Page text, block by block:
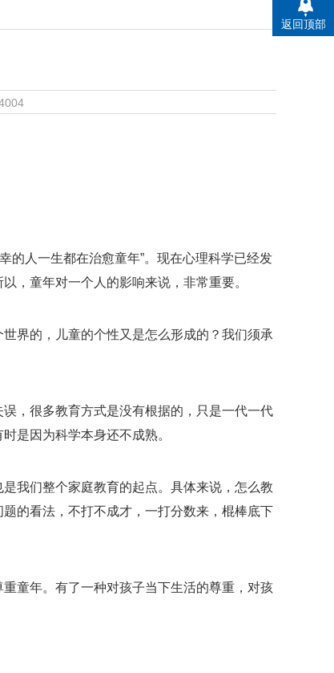
的人一生都在治愈童年”。现在心理科学已经发
，童年对一个人的影响来说，非常重要。
界的，儿童的个性又是怎么形成的？我们须承
，很多教育方式是没有根据的，只是一代一代
是因为科学本身还不成熟。
我们整个家庭教育的起点。具体来说，怎么教
的看法，不打不成才，一打分数来，棍棒底下
童年。有了一种对孩子当下生活的尊重，对孩
返回顶部